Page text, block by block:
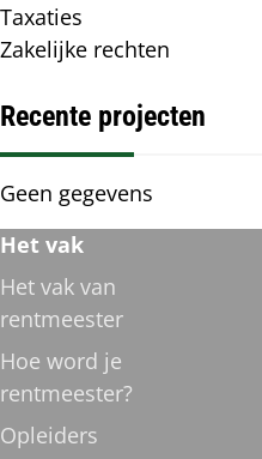
Taxaties
Zakelijke rechten
Recente projecten
Recente
projecten
Geen gegevens
Footer
navigatie
Het vak
Het vak van
rentmeester
Hoe word je
rentmeester?
Opleiders